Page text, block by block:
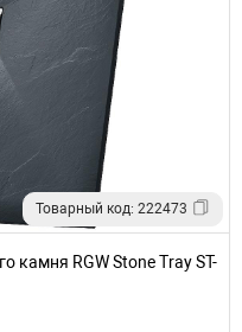
Товарный код: 222473
камня RGW Stone Tray ST-